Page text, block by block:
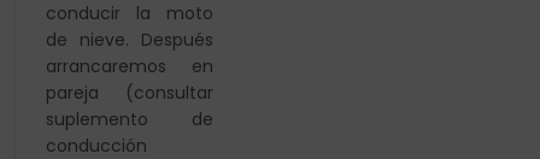
conducir la moto
de nieve. Después
arrancaremos en
pareja (consultar
suplemento de
conducción